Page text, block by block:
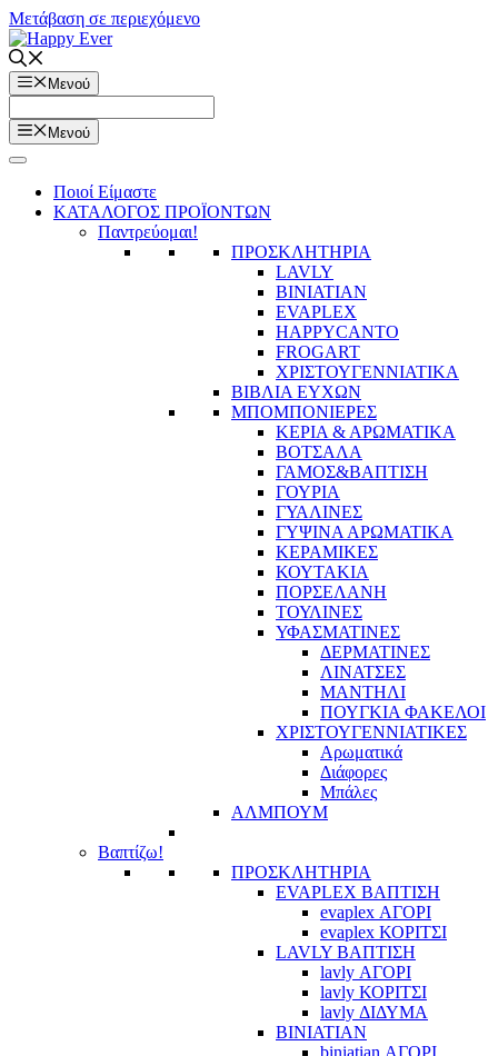
Μετάβαση σε περιεχόμενο
Μενού
Μενού
Ποιοί Είμαστε
ΚΑΤΑΛΟΓΟΣ ΠΡΟΪΟΝΤΩΝ
Παντρεύομαι!
ΠΡΟΣΚΛΗΤΗΡΙΑ
LAVLY
BINIATIAN
EVAPLEX
HAPPYCANTO
FROGART
ΧΡΙΣΤΟΥΓΕΝΝΙΑΤΙΚΑ
ΒΙΒΛΙΑ ΕΥΧΩΝ
ΜΠΟΜΠΟΝΙΕΡΕΣ
ΚΕΡΙΑ & ΑΡΩΜΑΤΙΚΑ
ΒΟΤΣΑΛΑ
ΓΑΜΟΣ&ΒΑΠΤΙΣΗ
ΓΟΥΡΙΑ
ΓΥΑΛΙΝΕΣ
ΓΥΨΙΝΑ ΑΡΩΜΑΤΙΚΑ
ΚΕΡΑΜΙΚΕΣ
ΚΟΥΤΑΚΙΑ
ΠΟΡΣΕΛΑΝΗ
ΤΟΥΛΙΝΕΣ
ΥΦΑΣΜΑΤΙΝΕΣ
ΔΕΡΜΑΤΙΝΕΣ
ΛΙΝΑΤΣΕΣ
ΜΑΝΤΗΛΙ
ΠΟΥΓΚΙΑ ΦΑΚΕΛΟΙ
ΧΡΙΣΤΟΥΓΕΝΝΙΑΤΙΚΕΣ
Αρωματικά
Διάφορες
Μπάλες
ΑΛΜΠΟΥΜ
Βαπτίζω!
ΠΡΟΣΚΛΗΤΗΡΙΑ
EVAPLEX ΒΑΠΤΙΣΗ
evaplex ΑΓΟΡΙ
evaplex ΚΟΡΙΤΣΙ
LAVLY ΒΑΠΤΙΣΗ
lavly ΑΓΟΡΙ
lavly ΚΟΡΙΤΣΙ
lavly ΔΙΔΥΜΑ
BINIATIAN
biniatian ΑΓΟΡΙ